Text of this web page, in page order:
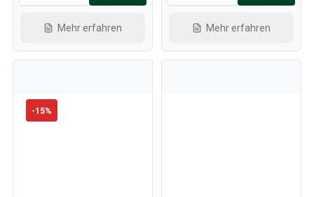
Mehr erfahren Mehr erfahren
-15%